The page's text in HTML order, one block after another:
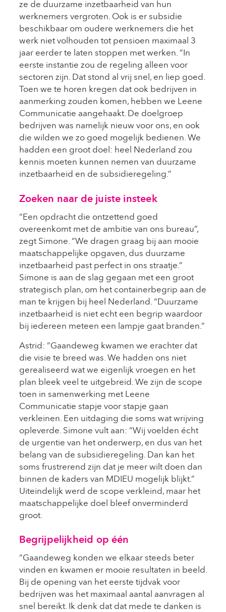
ze de duurzame inzetbaarheid van hun
werknemers vergroten. Ook is er subsidie
beschikbaar om oudere werknemers die het
werk niet volhouden tot pensioen maximaal 3
jaar eerder te laten stoppen met werken. “In
eerste instantie zou de regeling alleen voor
sectoren zijn. Dat stond al vrij snel, en liep goed.
Toen we te horen kregen dat ook bedrijven in
aanmerking zouden komen, hebben we Leene
Communicatie aangehaakt. De doelgroep
bedrijven was namelijk nieuw voor ons, en ook
die wilden we zo goed mogelijk bedienen. We
hadden een groot doel: heel Nederland zou
kennis moeten kunnen nemen van duurzame
inzetbaarheid en de subsidieregeling.”
Zoeken naar de juiste insteek
“Een opdracht die ontzettend goed
overeenkomt met de ambitie van ons bureau”,
zegt Simone. “We dragen graag bij aan mooie
maatschappelijke opgaven, dus duurzame
inzetbaarheid past perfect in ons straatje.”
Simone is aan de slag gegaan met een groot
strategisch plan, om het containerbegrip aan de
man te krijgen bij heel Nederland. “Duurzame
inzetbaarheid is niet echt een begrip waardoor
bij iedereen meteen een lampje gaat branden.”
Astrid: “Gaandeweg kwamen we erachter dat
die visie te breed was. We hadden ons niet
gerealiseerd wat we eigenlijk vroegen en het
plan bleek veel te uitgebreid. We zijn de scope
toen in samenwerking met Leene
Communicatie stapje voor stapje gaan
verkleinen. Een uitdaging die soms wat wrijving
opleverde. Simone vult aan: “Wij voelden écht
de urgentie van het onderwerp, en dus van het
belang van de subsidieregeling. Dan kan het
soms frustrerend zijn dat je meer wilt doen dan
binnen de kaders van MDIEU mogelijk blijkt.”
Uiteindelijk werd de scope verkleind, maar het
maatschappelijke doel bleef onverminderd
groot.
Begrijpelijkheid op één
“Gaandeweg konden we elkaar steeds beter
vinden en kwamen er mooie resultaten in beeld.
Bij de opening van het eerste tijdvak voor
bedrijven was het maximaal aantal aanvragen al
snel bereikt. Ik denk dat dat mede te danken is